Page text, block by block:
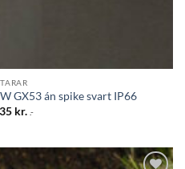
GX53 án spike svart IP66
kr. .-